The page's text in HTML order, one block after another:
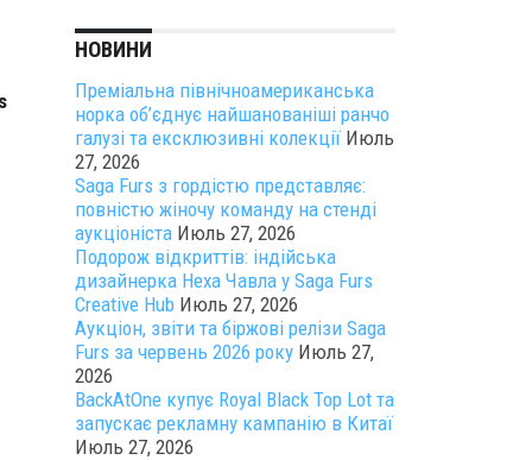
НОВИНИ
Преміальна північноамериканська
норка об’єднує найшанованіші ранчо
галузі та ексклюзивні колекції Июль
27, 2026
Saga Furs з гордістю представляє:
повністю жіночу команду на стенді
аукціоніста Июль 27, 2026
Подорож відкриттів: індійська
дизайнерка Неха Чавла у Saga Furs
Creative Hub Июль 27, 2026
Аукціон, звіти та біржові релізи Saga
Furs за червень 2026 року Июль 27,
2026
BackAtOne купує Royal Black Top Lot та
запускає рекламну кампанію в Китаї
Июль 27, 2026